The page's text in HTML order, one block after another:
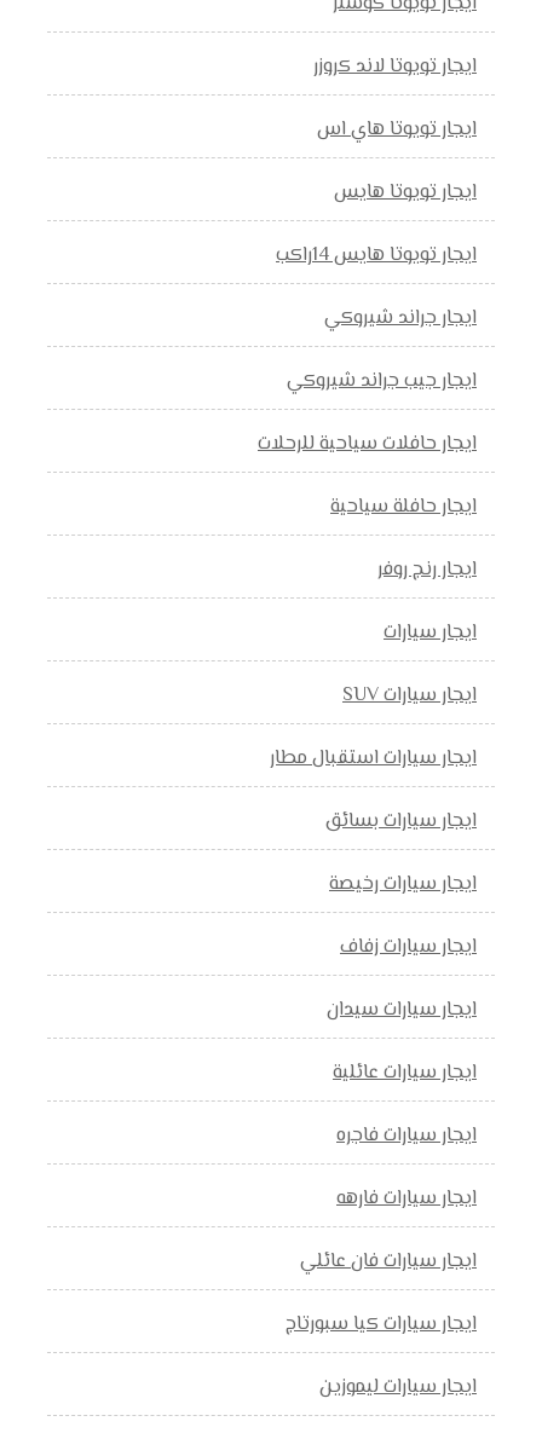
ايجار تويوتا لاند كروزر
ايجار تويوتا هاي اس
ايجار تويوتا هايس
ايجار تويوتا هايس 14راكب
ايجار جراند شيروكي
ايجار جيب جراند شيروكي
ايجار حافلات سياحية للرحلات
ايجار حافلة سياحية
ايجار رنج روفر
ايجار سيارات
ايجار سيارات SUV
ايجار سيارات استقبال مطار
ايجار سيارات بسائق
ايجار سيارات رخيصة
ايجار سيارات زفاف
ايجار سيارات سيدان
ايجار سيارات عائلية
ايجار سيارات فاجره
ايجار سيارات فارهه
ايجار سيارات فان عائلي
ايجار سيارات كيا سبورتاج
ايجار سيارات ليموزين